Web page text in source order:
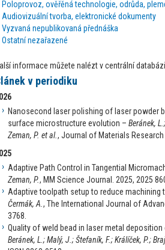
Poloprovoz, ověřěná technologie, odrůda,
Audiovizuální tvorba, elektronické dokumenty
Vyzvaná nepublikovaná přednáška
Ostatní nezařazené
informace můžete nalézt v centrální
v periodiku
Nanosecond laser polishing of laser powder
surface microstructure evolution – Beránek,
Zeman, P. et al., Journal of Materials Research
Adaptive Path Control in Tangential
Zeman, P., MM Science Journal. 2025, 2025
Adaptive toolpath setup to reduce machining
Čermák, A., The International Journal of
3768.
Quality of weld bead in laser metal
Beránek, L.; Malý, J.; Štefaník, F.; Králíček, P.;